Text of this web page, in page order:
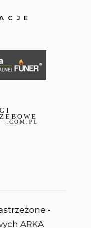
-
ARKA